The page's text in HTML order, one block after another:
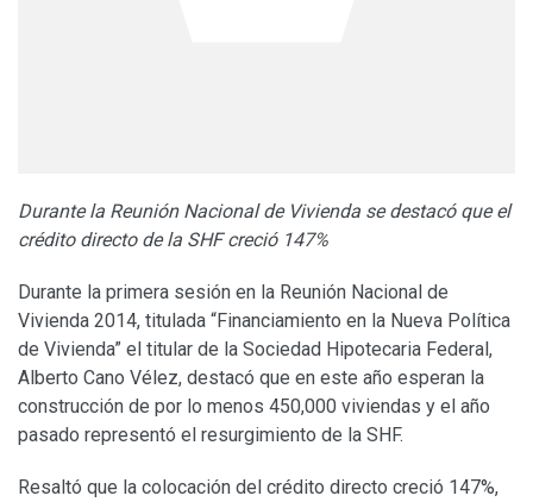
Durante la Reunión Nacional de Vivienda se destacó que el
crédito directo de la SHF creció 147%
Durante la primera sesión en la Reunión Nacional de
Vivienda 2014, titulada “Financiamiento en la Nueva Política
de Vivienda” el titular de la Sociedad Hipotecaria Federal,
Alberto Cano Vélez, destacó que en este año esperan la
construcción de por lo menos 450,000 viviendas y el año
pasado representó el resurgimiento de la SHF.
Resaltó que la colocación del crédito directo creció 147%,